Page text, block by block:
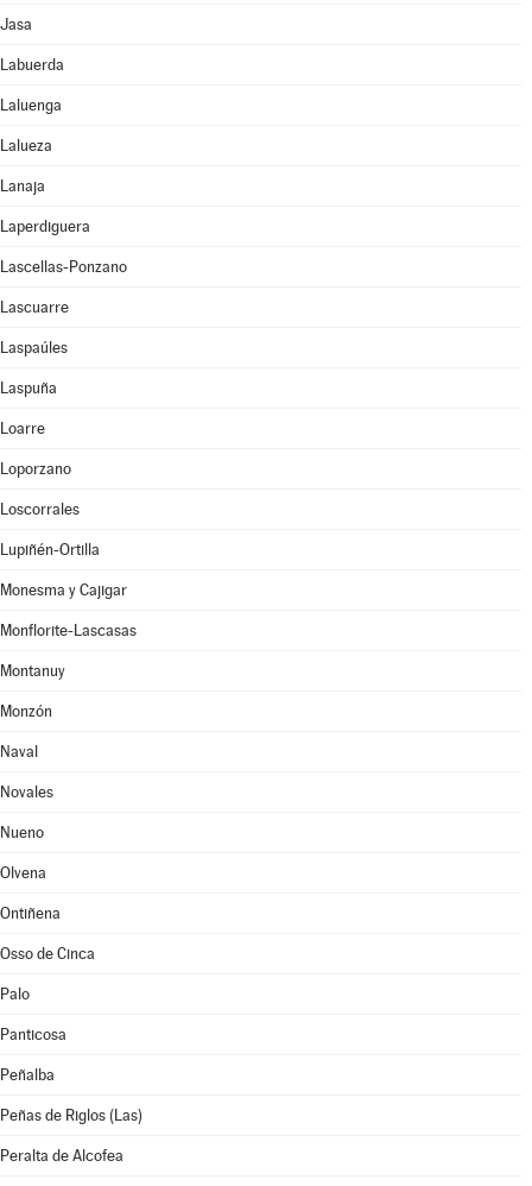
Jasa
Labuerda
Laluenga
Lalueza
Lanaja
Laperdiguera
Lascellas-Ponzano
Lascuarre
Laspaúles
Laspuña
Loarre
Loporzano
Loscorrales
Lupiñén-Ortilla
Monesma y Cajigar
Monflorite-Lascasas
Montanuy
Monzón
Naval
Novales
Nueno
Olvena
Ontiñena
Osso de Cinca
Palo
Panticosa
Peñalba
Peñas de Riglos (Las)
Peralta de Alcofea